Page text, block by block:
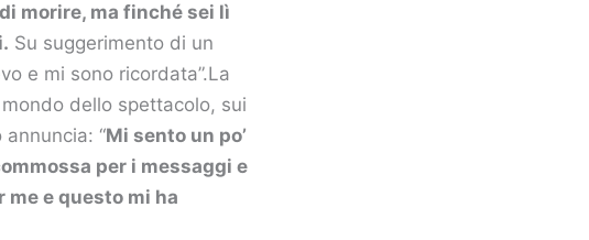
morire, ma finché sei lì
Su suggerimento di un
e mi sono ricordata”.La
dello spettacolo, sui
“Mi sento un po’
per i messaggi e
me e questo mi ha